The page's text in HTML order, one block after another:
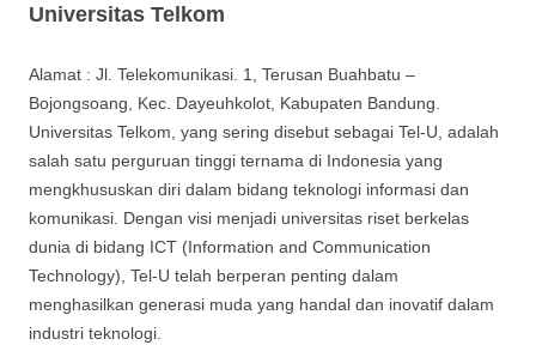
Universitas Telkom
Alamat : Jl. Telekomunikasi. 1, Terusan Buahbatu –
Bojongsoang, Kec. Dayeuhkolot, Kabupaten Bandung.
Universitas Telkom, yang sering disebut sebagai Tel-U, adalah
salah satu perguruan tinggi ternama di Indonesia yang
mengkhususkan diri dalam bidang teknologi informasi dan
komunikasi. Dengan visi menjadi universitas riset berkelas
dunia di bidang ICT (Information and Communication
Technology), Tel-U telah berperan penting dalam
menghasilkan generasi muda yang handal dan inovatif dalam
industri teknologi.